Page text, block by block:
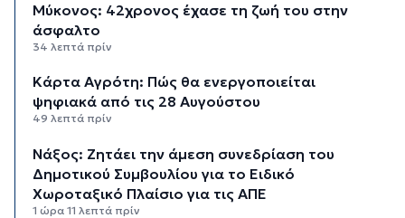
Μύκονος: 42χρονος έχασε τη ζωή του στην
άσφαλτο
34 λεπτά πρίν
Κάρτα Αγρότη: Πώς θα ενεργοποιείται
ψηφιακά από τις 28 Αυγούστου
49 λεπτά πρίν
Νάξος: Ζητάει την άμεση συνεδρίαση του
Δημοτικού Συμβουλίου για το Ειδικό
Χωροταξικό Πλαίσιο για τις ΑΠΕ
1 ώρα 11 λεπτά πρίν